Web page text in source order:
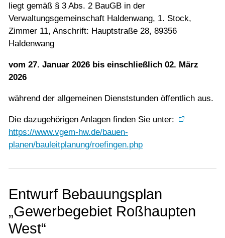
liegt gemäß § 3 Abs. 2 BauGB in der
Verwaltungsgemeinschaft Haldenwang, 1. Stock,
Zimmer 11, Anschrift: Hauptstraße 28, 89356
Haldenwang
vom 27. Januar 2026 bis einschließlich 02. März
2026
während der allgemeinen Dienststunden öffentlich aus.
Die dazugehörigen Anlagen finden Sie unter:
https://www.vgem-hw.de/bauen-
planen/bauleitplanung/roefingen.php
Entwurf Bebauungsplan
„Gewerbegebiet Roßhaupten
West“